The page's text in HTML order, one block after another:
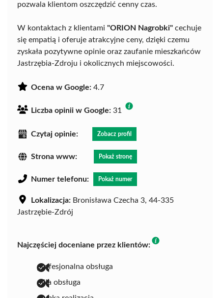
pozwala klientom oszczędzić cenny czas.
W kontaktach z klientami "ORION Nagrobki" cechuje
się empatią i oferuje atrakcyjne ceny, dzięki czemu
zyskała pozytywne opinie oraz zaufanie mieszkańców
Jastrzębia-Zdroju i okolicznych miejscowości.
Ocena w Google: 4.7
Liczba opinii w Google: 31
Czytaj opinie: Zobacz profil
Strona www: Pokaż stronę
Numer telefonu: Pokaż numer
Lokalizacja: Bronisława Czecha 3, 44-335
Jastrzębie-Zdrój
Najczęściej doceniane przez klientów:
profesjonalna obsługa
miła obsługa